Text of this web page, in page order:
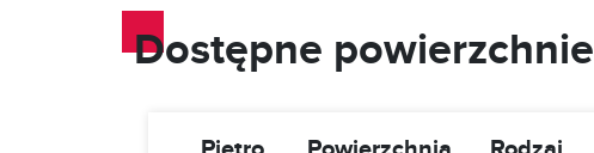
Dostępne powierzchnie